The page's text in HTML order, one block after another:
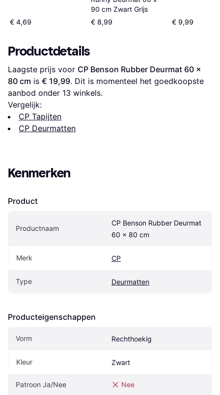
€ 4,69
90 cm Zwart Grijs
€ 8,99
€ 9,99
Productdetails
Laagste prijs voor CP Benson Rubber Deurmat 60 x
80 cm is € 19,99. Dit is momenteel het goedkoopste
aanbod onder 13 winkels.
Vergelijk:
CP Tapijten
CP Deurmatten
Kenmerken
Product
Productnaam
CP Benson Rubber Deurmat
60 x 80 cm
Merk CP
Type Deurmatten
Producteigenschappen
Vorm Rechthoekig
Kleur Zwart
Patroon Ja/Nee Nee